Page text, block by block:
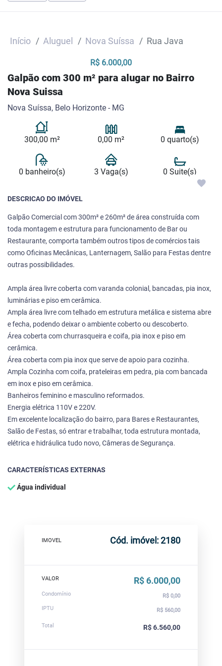
Início Aluguel Nova Suíssa Rua Java
R$ 6.000,00
Galpão com 300 m² para alugar no Bairro
Nova Suissa
Nova Suíssa, Belo Horizonte - MG
300,00 m² 0,00 m² 0 quarto(s)
0 banheiro(s) 3 Vaga(s) 0 Suite(s)
DESCRICAO DO IMÓVEL
Galpão Comercial com 300m² e 260m² de área construída com
toda montagem e estrutura para funcionamento de Bar ou
Restaurante, comporta também outros tipos de comércios tais
como Oficinas Mecânicas, Lanternagem, Salão para Festas dentre
outras possibilidades.
Ampla área livre coberta com varanda colonial, bancadas, pia inox,
luminárias e piso em cerâmica.
Ampla área livre com telhado em estrutura metálica e sistema abre
e fecha, podendo deixar o ambiente coberto ou descoberto.
Área coberta com churrasqueira e coifa, pia inox e piso em
cerâmica.
Área coberta com pia inox que serve de apoio para cozinha.
Ampla Cozinha com coifa, prateleiras em pedra, pia com bancada
em inox e piso em cerâmica.
Banheiros feminino e masculino reformados.
Energia elétrica 110V e 220V.
Em excelente localização do bairro, para Bares e Restaurantes,
Salão de Festas, só entrar e trabalhar, toda estrutura montada,
elétrica e hidráulica tudo novo, Câmeras de Segurança.
CARACTERÍSTICAS EXTERNAS
Água individual
IMOVEL Cód. imóvel: 2180
VALOR R$ 6.000,00
Condomínio
R$ 0,00
IPTU
R$ 560,00
Total R$ 6.560,00